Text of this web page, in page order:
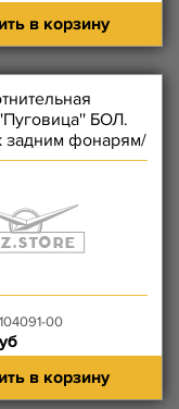
в корзину
БОЛ.
задним фонарям/
жгута 3163)
00
в корзину